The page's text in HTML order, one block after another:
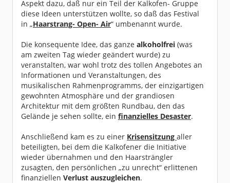
Aspekt dazu, daß nur ein Teil der Kalkofen- Gruppe
diese Ideen unterstützen wollte, so daß das Festival
in „Haarstrang- Open- Air“ umbenannt wurde.
Die konsequente Idee, das ganze alkoholfrei (was
am zweiten Tag wieder geändert wurde) zu
veranstalten, war wohl trotz des tollen Angebotes an
Informationen und Veranstaltungen, des
musikalischen Rahmenprogramms, der einzigartigen
gewohnten Atmosphäre und der grandiosen
Architektur mit dem größten Rundbau, den das
Gelände je sehen sollte, ein finanzielles Desaster.
Anschließend kam es zu einer Krisensitzung aller
beteiligten, bei dem die Kalkofener die Initiative
wieder übernahmen und den Haarsträngler
zusagten, den persönlichen „zu unrecht“ erlittenen
finanziellen Verlust auszugleichen.